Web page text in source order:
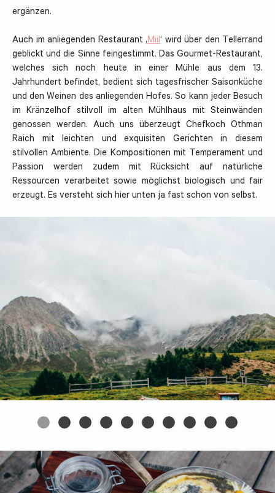
ergänzen.
Auch im anliegenden Restaurant ‚Miil‘ wird über den Tellerrand
geblickt und die Sinne feingestimmt. Das Gourmet-Restaurant,
welches sich noch heute in einer Mühle aus dem 13.
Jahrhundert befindet, bedient sich tagesfrischer Saisonküche
und den Weinen des anliegenden Hofes. So kann jeder Besuch
im Kränzelhof stilvoll im alten Mühlhaus mit Steinwänden
genossen werden. Auch uns überzeugt Chefkoch Othman
Raich mit leichten und exquisiten Gerichten in diesem
stilvollen Ambiente. Die Kompositionen mit Temperament und
Passion werden zudem mit Rücksicht auf natürliche
Ressourcen verarbeitet sowie möglichst biologisch und fair
erzeugt. Es versteht sich hier unten ja fast schon von selbst.